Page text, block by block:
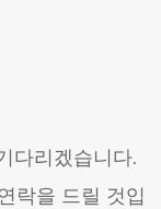
다리겠습니다.
락을 드릴 것입